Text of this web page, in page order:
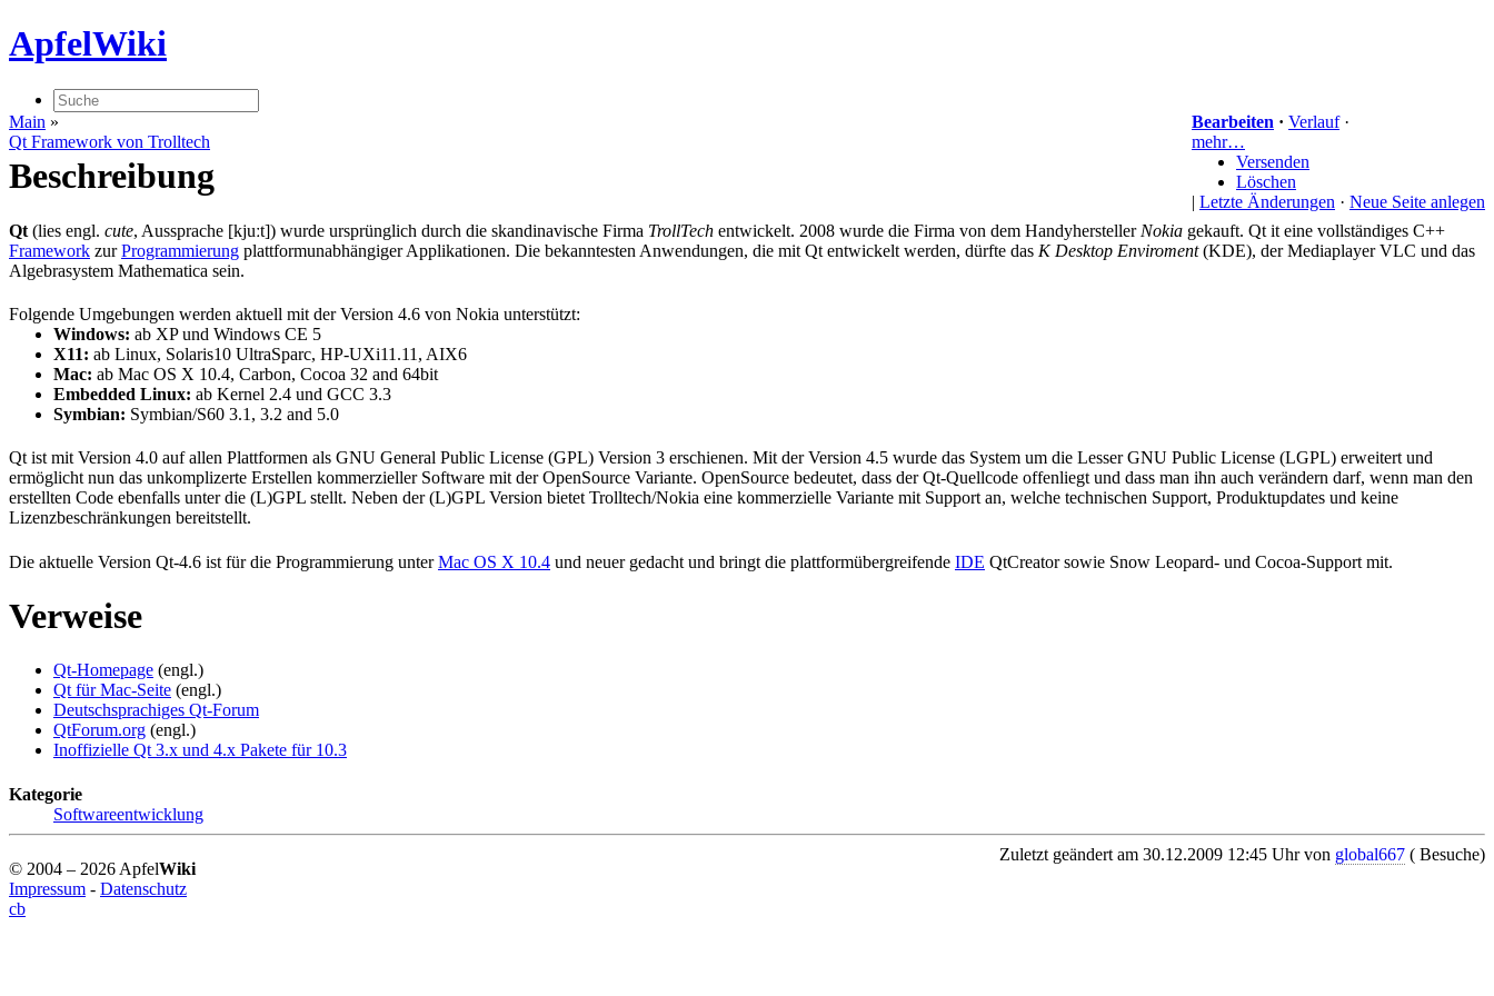
ApfelWiki
Bearbeiten · Verlauf·
mehr…
Versenden
Löschen
| Letzte Änderungen · Neue Seite anlegen
Main »
Qt Framework von Trolltech
Beschreibung
Qt (lies engl. cute, Aussprache [kjuːt]) wurde ursprünglich durch die skandinavische Firma TrollTech entwickelt. 2008 wurde die Firma von dem Handyhersteller Nokia gekauft. Qt it eine vollständiges C++
Framework zurProgrammierung plattformunabhängiger Applikationen. Die bekanntesten Anwendungen, die mit Qt entwickelt werden, dürfte das K Desktop Enviroment(KDE), der Mediaplayer VLC und das
Algebrasystem Mathematica sein.
Folgende Umgebungen werden aktuell mit der Version 4.6 von Nokia unterstützt:
Windows: ab XP und Windows CE 5
X11: ab Linux, Solaris10 UltraSparc, HP-UXi11.11, AIX6
Mac: ab Mac OS X 10.4, Carbon, Cocoa 32 and 64bit
Embedded Linux: ab Kernel 2.4 und GCC 3.3
Symbian: Symbian/S60 3.1, 3.2 and 5.0
Qt ist mit Version 4.0 auf allen Plattformen als GNU General Public License (GPL) Version 3 erschienen. Mit der Version 4.5 wurde das System um die Lesser GNU Public License (LGPL) erweitert und
ermöglicht nun das unkomplizerte Erstellen kommerzieller Software mit der OpenSource Variante. OpenSource bedeutet, dass der Qt-Quellcode offenliegt und dass man ihn auch verändern darf, wenn man den
erstellten Code ebenfalls unter die (L)GPL stellt. Neben der (L)GPL Version bietet Trolltech/Nokia eine kommerzielle Variante mit Support an, welche technischen Support, Produktupdates und keine
Lizenzbeschränkungen bereitstellt.
Die aktuelle Version Qt-4.6 ist für die Programmierung unterMac OS X 10.4 und neuer gedacht und bringt die plattformübergreifende IDE QtCreator sowie Snow Leopard- und Cocoa-Support mit.
Verweise
Qt-Homepage (engl.)
Qt für Mac-Seite (engl.)
Deutschsprachiges Qt-Forum
QtForum.org (engl.)
Inoffizielle Qt 3.x und 4.x Pakete für 10.3
Kategorie
Softwareentwicklung
Zuletzt geändert am 30.12.2009 12:45 Uhr von global667 ( Besuche)
© 2004 – 2026 ApfelWiki
Impressum - Datenschutz
cb